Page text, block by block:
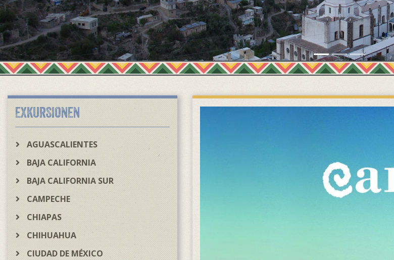
EXKURSIONEN
AGUASCALIENTES
BAJA CALIFORNIA
BAJA CALIFORNIA SUR
CAMPECHE
CHIAPAS
CHIHUAHUA
CIUDAD DE MÉXICO